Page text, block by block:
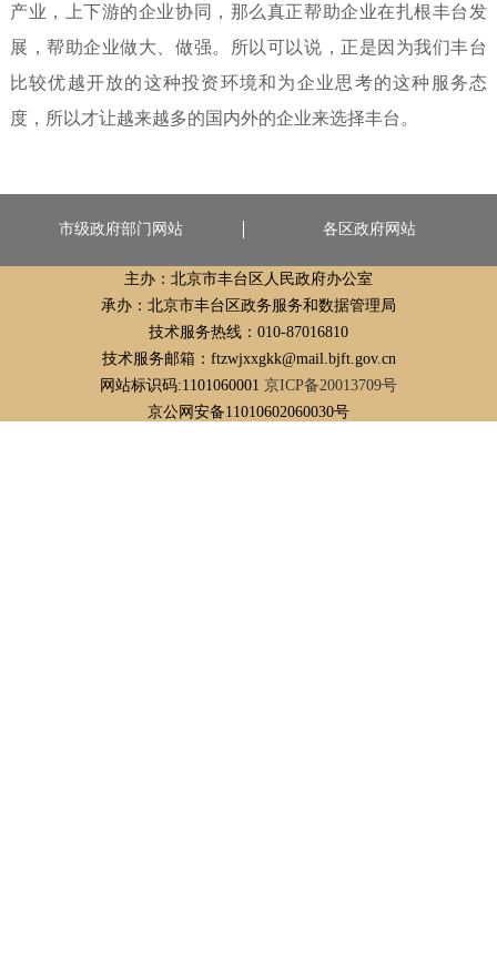
产业，上下游的企业协同，那么真正帮助企业在扎根丰台发
展，帮助企业做大、做强。所以可以说，正是因为我们丰台
比较优越开放的这种投资环境和为企业思考的这种服务态
度，所以才让越来越多的国内外的企业来选择丰台。
市级政府部门网站 各区政府网站
主办：北京市丰台区人民政府办公室
承办：北京市丰台区政务服务和数据管理局
技术服务热线：010-87016810
技术服务邮箱：ftzwjxxgkk@mail.bjft.gov.cn
网站标识码:1101060001 京ICP备20013709号
京公网安备11010602060030号